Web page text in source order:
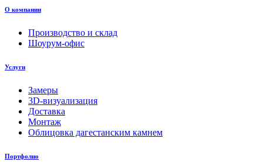
О компании
Производство и склад
Шоурум-офис
Услуги
Замеры
3D-визуализация
Доставка
Монтаж
Облицовка дагестанским камнем
Портфолио